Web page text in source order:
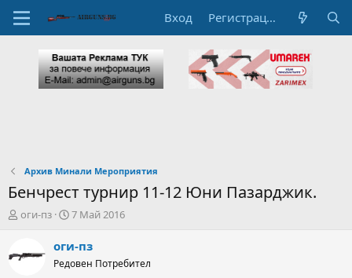
Вход Регистрация
Архив Минали Мероприятия
Бенчрест турнир 11-12 Юни Пазарджик.
А
о
оги-пз
Н
ч
л
7 Май 2016
оги-пз
Редовен Потребител